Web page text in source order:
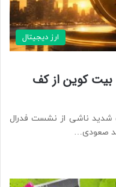
ارز دیجیتال
بیت کوین از کف
شدید ناشی از نشست فدرال
صعودی…